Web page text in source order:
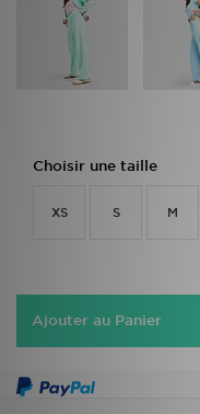
Choisir une taille
XS S M
Ajouter au Panier